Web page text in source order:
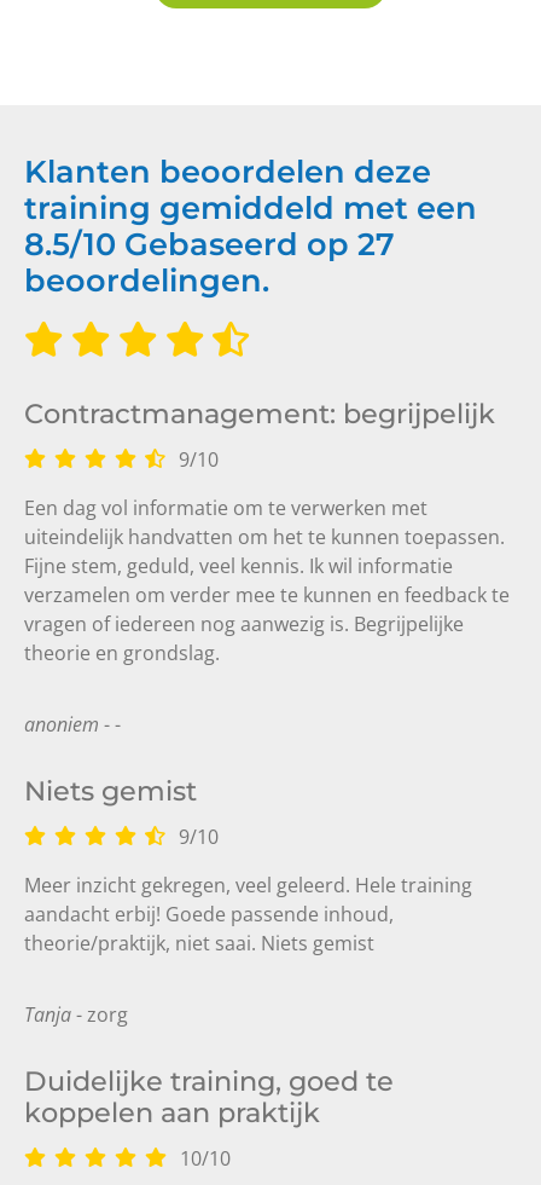
Klanten beoordelen deze
training gemiddeld met een
8.5/10 Gebaseerd op 27
beoordelingen.
Contractmanagement: begrijpelijk
9/10
Een dag vol informatie om te verwerken met
uiteindelijk handvatten om het te kunnen toepassen.
Fijne stem, geduld, veel kennis. Ik wil informatie
verzamelen om verder mee te kunnen en feedback te
vragen of iedereen nog aanwezig is. Begrijpelijke
theorie en grondslag.
anoniem - -
Niets gemist
9/10
Meer inzicht gekregen, veel geleerd. Hele training
aandacht erbij! Goede passende inhoud,
theorie/praktijk, niet saai. Niets gemist
Tanja- zorg
Duidelijke training, goed te
koppelen aan praktijk
10/10